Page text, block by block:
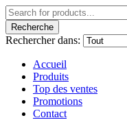
Recherche
Rechercher dans:
Accueil
Produits
Top des ventes
Promotions
Contact